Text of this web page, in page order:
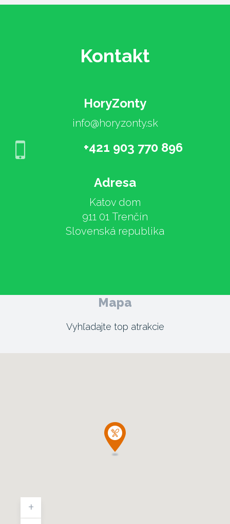
Kontakt
HoryZonty
info@horyzonty.sk
+421 903 770 896
Adresa
Katov dom
911 01 Trenčín
Slovenská republika
Mapa
Vyhľadajte top atrakcie
+